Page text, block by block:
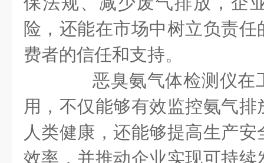
险，还能在市场中树立负责
费者的信任和支持。
恶臭氨气体检测仪在
用，不仅能够有效监控氨气
人类健康，还能够提高生产
效率，并推动企业实现可持